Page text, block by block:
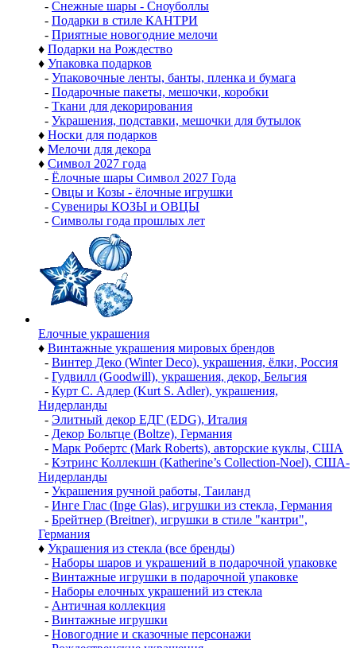
- Снежные шары - Сноуболлы
- Подарки в стиле КАНТРИ
- Приятные новогодние мелочи
♦ Подарки на Рождество
♦ Упаковка подарков
- Упаковочные ленты, банты, пленка и бумага
- Подарочные пакеты, мешочки, коробки
- Ткани для декорирования
- Украшения, подставки, мешочки для бутылок
♦ Носки для подарков
♦ Мелочи для декора
♦ Символ 2027 года
- Ёлочные шары Символ 2027 Года
- Овцы и Козы - ёлочные игрушки
- Сувениры КОЗЫ и ОВЦЫ
- Символы года прошлых лет
Елочные украшения
♦ Винтажные украшения мировых брендов
- Винтер Деко (Winter Deco), украшения, ёлки, Россия
- Гудвилл (Goodwill), украшения, декор, Бельгия
- Курт С. Адлер (Kurt S. Adler), украшения,
Нидерланды
- Элитный декор ЕДГ (EDG), Италия
- Декор Больтце (Boltze), Германия
- Марк Робертс (Mark Roberts), авторские куклы, США
- Кэтринс Коллекшн (Katherine’s Collection-Noel), США-
Нидерланды
- Украшения ручной работы, Таиланд
- Инге Глас (Inge Glas), игрушки из стекла, Германия
- Брейтнер (Breitner), игрушки в стиле "кантри",
Германия
♦ Украшения из стекла (все бренды)
- Наборы шаров и украшений в подарочной упаковке
- Винтажные игрушки в подарочной упаковке
- Наборы елочных украшений из стекла
- Античная коллекция
- Винтажные игрушки
- Новогодние и сказочные персонажи